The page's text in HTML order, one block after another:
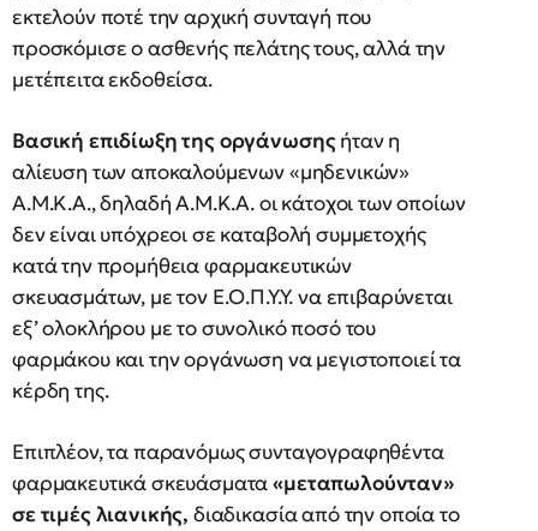
εκτελούν ποτέ την αρχική συνταγή που
προσκόμισε ο ασθενής πελάτης τους, αλλά την
μετέπειτα εκδοθείσα.
Βασική επιδίωξη της οργάνωσηςήταν η
αλίευση των αποκαλούμενων «μηδενικών»
Α.Μ.Κ.Α., δηλαδή Α.Μ.Κ.Α. οι κάτοχοι των οποίων
δεν είναι υπόχρεοι σε καταβολή συμμετοχής
κατά την προμήθεια φαρμακευτικών
σκευασμάτων, με τον Ε.Ο.Π.Υ.Υ. να επιβαρύνεται
εξ’ ολοκλήρου με το συνολικό ποσό του
φαρμάκου και την οργάνωση να μεγιστοποιεί τα
κέρδη της.
Επιπλέον, τα παρανόμως συνταγογραφηθέντα
φαρμακευτικά σκευάσματα«μεταπωλούνταν»
σε τιμές λιανικής, διαδικασία από την οποία το